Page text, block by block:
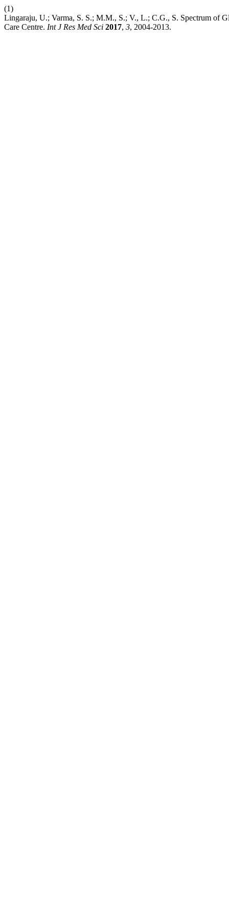
(1)
Lingaraju, U.; Varma, S. S.; M.M., S.; V., L.; C.G., S. Spectrum of
Care Centre. Int J Res Med Sci 2017, 3, 2004-2013.